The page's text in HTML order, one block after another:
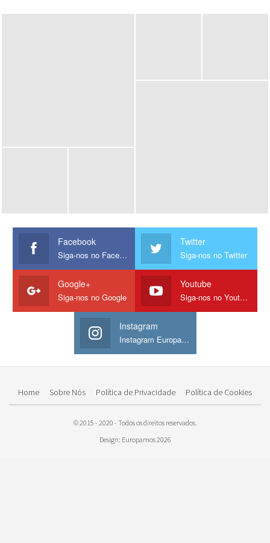
Facebook
Siga-nos no Facebook
Twitter
Siga-nos no Twitter
Google+
Siga-nos no Google
Youtube
Siga-nos no Youtube
Instagram
Instagram Europamos
Home Sobre Nós Política de Privacidade Política de Cookies
© 2015 - 2020 - Todos os direitos reservados.
Design: Europamos 2026